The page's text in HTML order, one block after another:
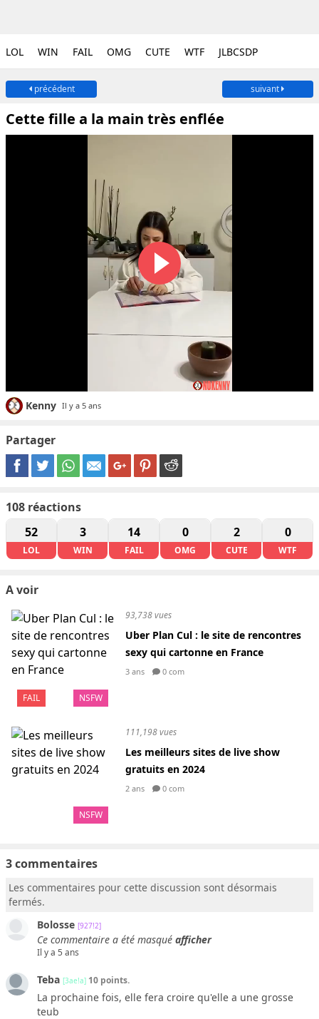
LOL WIN FAIL OMG CUTE WTF JLBCSDP
précédent suivant
Cette fille a la main très enflée
Kenny Il y a 5 ans
Partager
108 réactions
52
LOL
3
WIN
14
FAIL
0
OMG
2
CUTE
0
WTF
A voir
FAIL NSFW
93,738 vues
Uber Plan Cul : le site de rencontres
sexy qui cartonne en France
3 ans 0 com
NSFW
111,198 vues
Les meilleurs sites de live show
gratuits en 2024
2 ans 0 com
3 commentaires
Les commentaires pour cette discussion sont désormais
fermés.
Bolosse [927!2]
Ce commentaire a été masqué afficher
Il y a 5 ans
Teba [3ae!a] 10 points.
La prochaine fois, elle fera croire qu'elle a une grosse
teub